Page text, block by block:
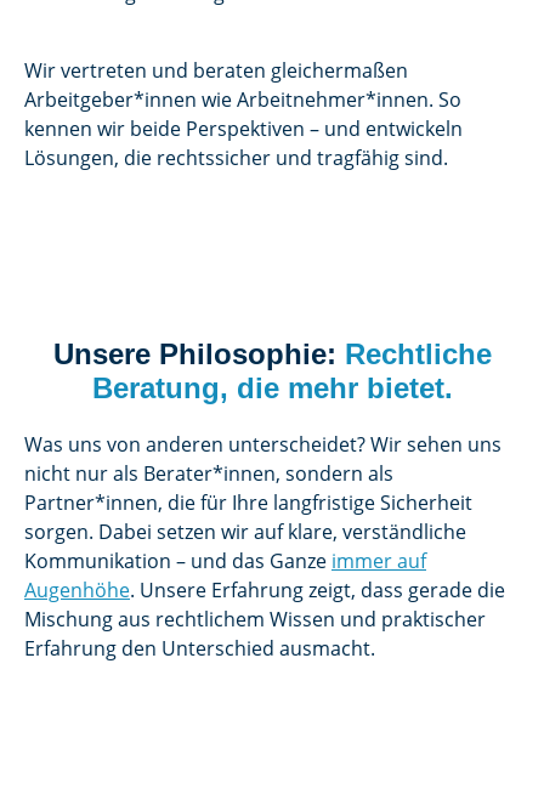
Wir vertreten und beraten gleichermaßen
Arbeitgeber*innen wie Arbeitnehmer*innen. So
kennen wir beide Perspektiven – und entwickeln
Lösungen, die rechtssicher und tragfähig sind.
Unsere Philosophie: Rechtliche
Beratung, die mehr bietet.
Was uns von anderen unterscheidet? Wir sehen uns
nicht nur als Berater*innen, sondern als
Partner*innen, die für Ihre langfristige Sicherheit
sorgen. Dabei setzen wir auf klare, verständliche
Kommunikation – und das Ganze immer auf
Augenhöhe. Unsere Erfahrung zeigt, dass gerade die
Mischung aus rechtlichem Wissen und praktischer
Erfahrung den Unterschied ausmacht.